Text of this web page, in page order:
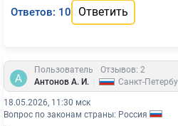
Ответов: 10 Ответить
Пользователь
Отзывов: 2
Антонов А. И.
Санкт-
18.05.2026, 11:30 мск
Вопрос по законам страны: Россия